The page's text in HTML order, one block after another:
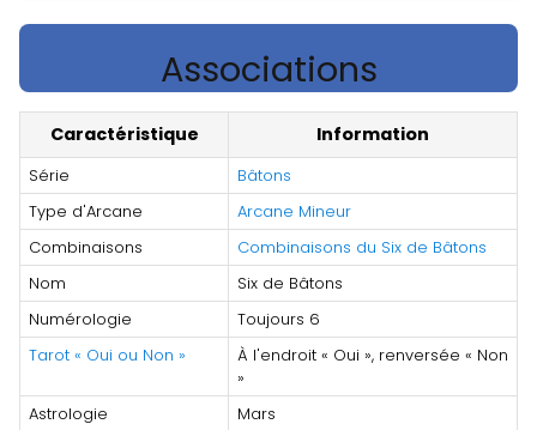
Associations
Caractéristique Information
Série
Bâtons
Type d'Arcane
Arcane Mineur
Combinaisons
Combinaisons du Six de Bâtons
Nom
Six de Bâtons
Numérologie
Toujours 6
Tarot « Oui ou Non »
À l'endroit « Oui », renversée « Non
»
Astrologie
Mars